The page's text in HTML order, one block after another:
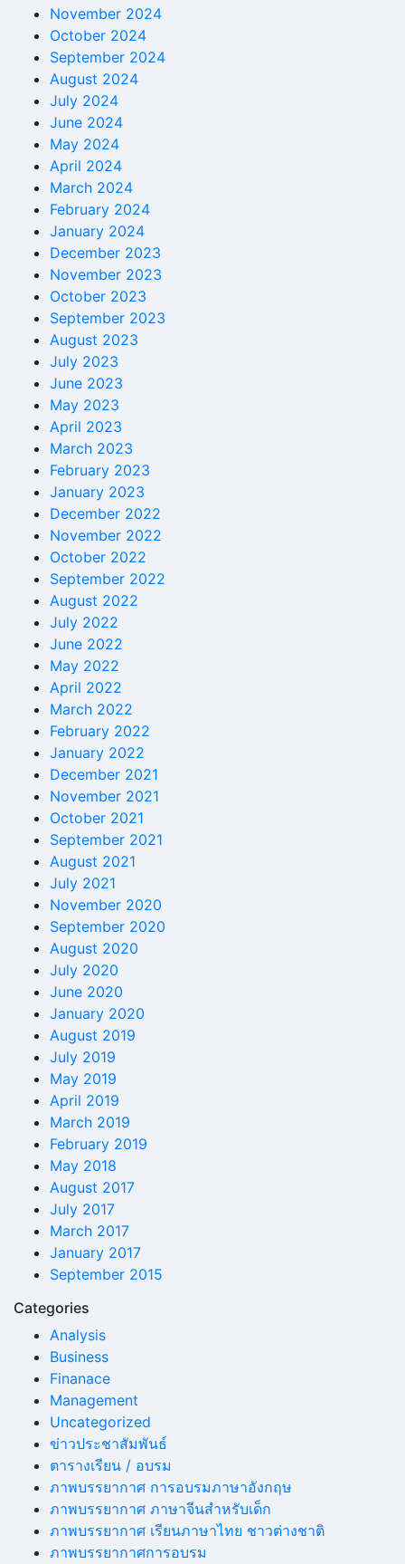
November 2024
October 2024
September 2024
August 2024
July 2024
June 2024
May 2024
April 2024
March 2024
February 2024
January 2024
December 2023
November 2023
October 2023
September 2023
August 2023
July 2023
June 2023
May 2023
April 2023
March 2023
February 2023
January 2023
December 2022
November 2022
October 2022
September 2022
August 2022
July 2022
June 2022
May 2022
April 2022
March 2022
February 2022
January 2022
December 2021
November 2021
October 2021
September 2021
August 2021
July 2021
November 2020
September 2020
August 2020
July 2020
June 2020
January 2020
August 2019
July 2019
May 2019
April 2019
March 2019
February 2019
May 2018
August 2017
July 2017
March 2017
January 2017
September 2015
Categories
Analysis
Business
Finanace
Management
Uncategorized
ข่าวประชาสัมพันธ์
ตารางเรียน / อบรม
ภาพบรรยากาศ การอบรมภาษาอังกฤษ
ภาพบรรยากาศ ภาษาจีนสำหรับเด็ก
ภาพบรรยากาศ เรียนภาษาไทย ชาวต่างชาติ
ภาพบรรยากาศการอบรม